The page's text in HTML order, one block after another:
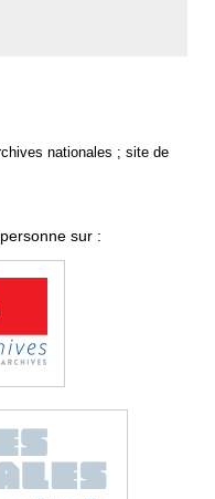
nationales ; site de
sur :